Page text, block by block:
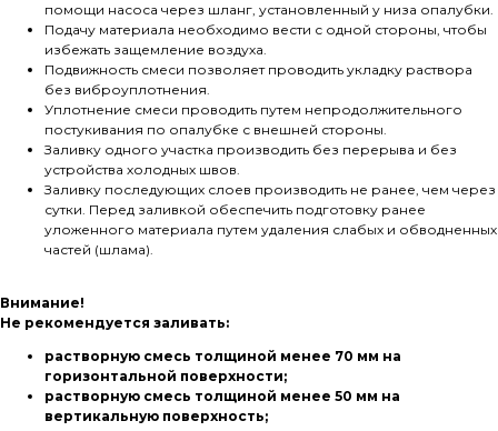
помощи насоса через шланг, установленный у низа опалубки.
Подачу материала необходимо вести с одной стороны, чтобы
избежать защемление воздуха.
Подвижность смеси позволяет проводить укладку раствора
без виброуплотнения.
Уплотнение смеси проводить путем непродолжительного
постукивания по опалубке с внешней стороны.
Заливку одного участка производить без перерыва и без
устройства холодных швов.
Заливку последующих слоев производить не ранее, чем через
сутки. Перед заливкой обеспечить подготовку ранее
уложенного материала путем удаления слабых и обводненных
частей (шлама).
Внимание!
Не рекомендуется заливать:
растворную смесь толщиной менее 70 мм на
горизонтальной поверхности;
растворную смесь толщиной менее 50 мм на
вертикальную поверхность;